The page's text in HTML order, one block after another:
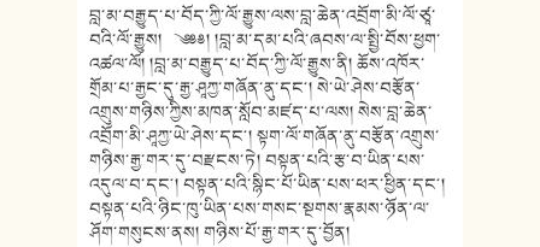
བླ་མ་བརྒྱུད་པ་བོད་ཀྱི་ལོ་རྒྱུས་ལས་བླ་ཆེན་འབྲོག་མི་ལོ་ཙཱ་
བའི་ལོ་རྒྱུས། ༄༅༅། །བླ་མ་དམ་པའི་ཞབས་ལ་སྤྱི་བོས་ཕྱག་
འཚལ་ལོ། །བླ་མ་བརྒྱུད་པ་བོད་ཀྱི་ལོ་རྒྱུས་ནི། ཆོས་འཁོར་
གྲོམ་པ་རྒྱང་དུ་རྒྱ་ཤཱཀྱ་གཞོན་ནུ་དང༌། སེ་ཡེ་ཤེས་བརྩོན་
འགྲུས་གཉིས་ཀྱིས་མཁན་སློབ་མཛད་པ་ལས། སེས་བླ་ཆེན་
འབྲོག་མི་ཤཱཀྱ་ཡེ་ཤེས་དང༌། སྟག་ལོ་གཞོན་ནུ་བརྩོན་འགྲུས་
གཉིས་རྒྱ་གར་དུ་བརྫངས་ཏེ། བསྟན་པའི་རྩ་བ་ཡིན་པས་
འདུལ་བ་དང༌། བསྟན་པའི་སྙིང་པོ་ཡིན་པས་ཕར་ཕྱིན་དང༌།
བསྟན་པའི་ཉིང་ཁུ་ཡིན་པས་གསང་སྔགས་རྣམས་ཉོན་ལ་
ཤོག་གསུངས་ནས། གཉིས་པོ་རྒྱ་གར་དུ་བྱོན།